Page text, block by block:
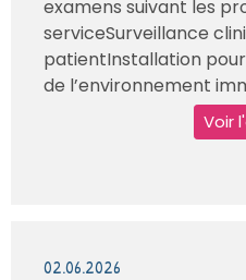
examens suivant les
serviceSurveillance
patientInstallation
de l’environnement
Voir
02.06.2026